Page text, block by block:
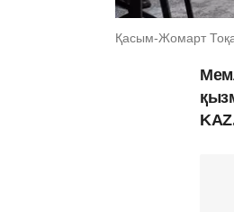
Қасым-Жомарт